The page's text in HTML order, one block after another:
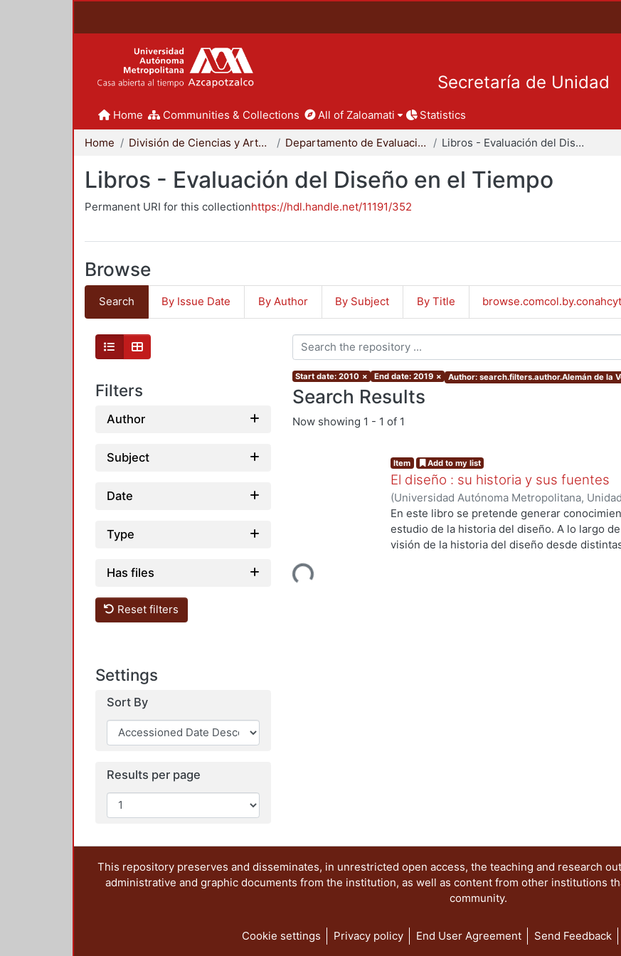
Secretaría de Unidad
Home Communities & Collections All of Zaloamati Statistics
Home División de Ciencias y Artes para el Diseño Departamento de Evaluación del Diseño en el Tiempo Libros - Evaluación del Diseño en el Tiempo
Libros - Evaluación del Diseño en el Tiempo
Permanent URI for this collectionhttps://hdl.handle.net/11191/352
Browse
Search By Issue Date By Author By Subject By Title browse.comcol.by.conahcyt
Filters
Author
Subject
Date
Type
Has files
Reset filters
Settings
Sort By
Results per page
Start date: 2010 × End date: 2019 × Author: search.filters.author.Alemán de la
Search Results
Now showing 1 - 1 of 1
Loading...
Item Add to my list
El diseño : su historia y sus fuentes
(Universidad Autónoma Metropolitana,
Artes para el Diseño, Departamento de
Pastrana Flores, Miguel; Arciniega Ávila, Hugo
Martínez Leal, Luisa ;Alemán de la Vega,
En este libro se pretende generar
estudio de la historia del diseño. A lo largo
visión de la historia del diseño desde
This repository preserves and disseminates, in unrestricted open access, the teaching and research
administrative and graphic documents from the institution, as well as content from other institutions
community.
Cookie settings Privacy policy End User Agreement Send Feedback